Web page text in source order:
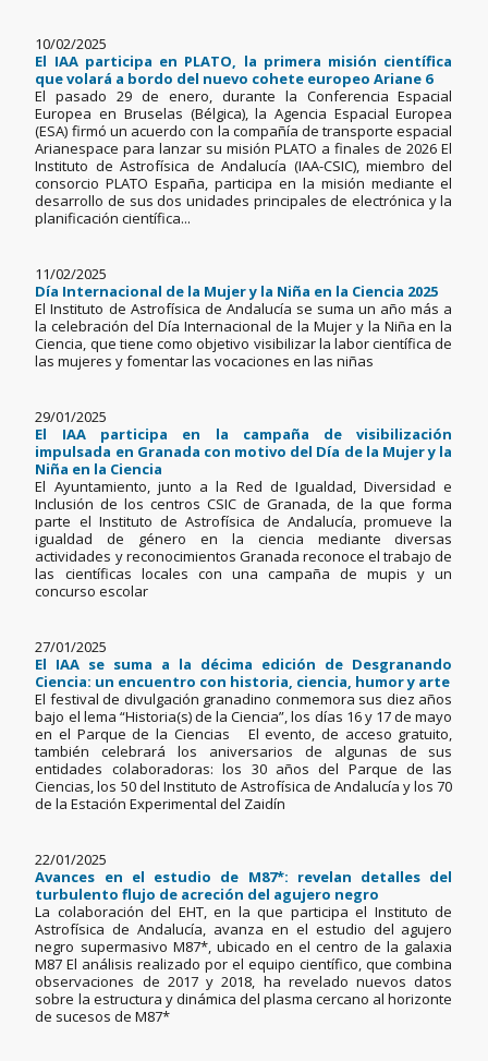
10/02/2025
El IAA participa en PLATO, la primera misión científica
que volará a bordo del nuevo cohete europeo Ariane 6
El pasado 29 de enero, durante la Conferencia Espacial
Europea en Bruselas (Bélgica), la Agencia Espacial Europea
(ESA) firmó un acuerdo con la compañía de transporte espacial
Arianespace para lanzar su misión PLATO a finales de 2026 El
Instituto de Astrofísica de Andalucía (IAA-CSIC), miembro del
consorcio PLATO España, participa en la misión mediante el
desarrollo de sus dos unidades principales de electrónica y la
planificación científica...
11/02/2025
Día Internacional de la Mujer y la Niña en la Ciencia 2025
El Instituto de Astrofísica de Andalucía se suma un año más a
la celebración del Día Internacional de la Mujer y la Niña en la
Ciencia, que tiene como objetivo visibilizar la labor científica de
las mujeres y fomentar las vocaciones en las niñas
29/01/2025
El IAA participa en la campaña de visibilización
impulsada en Granada con motivo del Día de la Mujer y la
Niña en la Ciencia
El Ayuntamiento, junto a la Red de Igualdad, Diversidad e
Inclusión de los centros CSIC de Granada, de la que forma
parte el Instituto de Astrofísica de Andalucía, promueve la
igualdad de género en la ciencia mediante diversas
actividades y reconocimientos Granada reconoce el trabajo de
las científicas locales con una campaña de mupis y un
concurso escolar
27/01/2025
El IAA se suma a la décima edición de Desgranando
Ciencia: un encuentro con historia, ciencia, humor y arte
El festival de divulgación granadino conmemora sus diez años
bajo el lema “Historia(s) de la Ciencia”, los días 16 y 17 de mayo
en el Parque de la Ciencias El evento, de acceso gratuito,
también celebrará los aniversarios de algunas de sus
entidades colaboradoras: los 30 años del Parque de las
Ciencias, los 50 del Instituto de Astrofísica de Andalucía y los 70
de la Estación Experimental del Zaidín
22/01/2025
Avances en el estudio de M87*: revelan detalles del
turbulento flujo de acreción del agujero negro
La colaboración del EHT, en la que participa el Instituto de
Astrofísica de Andalucía, avanza en el estudio del agujero
negro supermasivo M87*, ubicado en el centro de la galaxia
M87 El análisis realizado por el equipo científico, que combina
observaciones de 2017 y 2018, ha revelado nuevos datos
sobre la estructura y dinámica del plasma cercano al horizonte
de sucesos de M87*